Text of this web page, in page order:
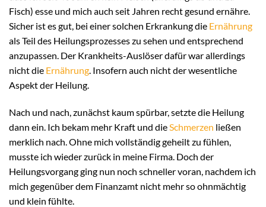
Fisch) esse und mich auch seit Jahren recht gesund ernähre.
Sicher ist es gut, bei einer solchen Erkrankung die Ernährung
als Teil des Heilungsprozesses zu sehen und entsprechend
anzupassen. Der Krankheits-Auslöser dafür war allerdings
nicht die Ernährung . Insofern auch nicht der wesentliche
Aspekt der Heilung.
Nach und nach, zunächst kaum spürbar, setzte die Heilung
dann ein. Ich bekam mehr Kraft und die Schmerzen ließen
merklich nach. Ohne mich vollständig geheilt zu fühlen,
musste ich wieder zurück in meine Firma. Doch der
Heilungsvorgang ging nun noch schneller voran, nachdem ich
mich gegenüber dem Finanzamt nicht mehr so ohnmächtig
und klein fühlte.